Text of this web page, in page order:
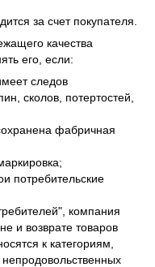
за счет покупателя.
качества
его, если:
следов
сколов, потертостей,
фабричная
потребительские
компания
и возврате товаров
к категориям,